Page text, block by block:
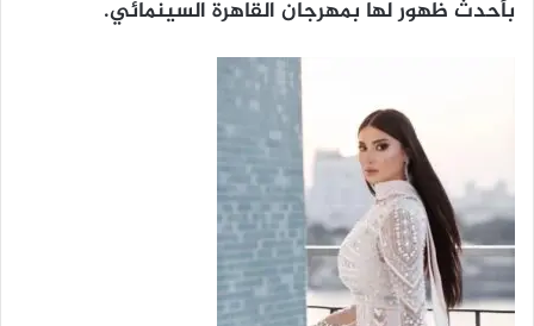
بأحدث ظهور لها بمهرجان القاهرة السينمائي.